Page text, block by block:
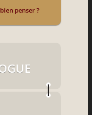
penser ?